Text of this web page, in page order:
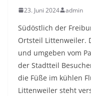
23. Juni 2024 admin
Südöstlich der
Ortsteil Littenweiler.
und umgeben vom
der Stadtteil
die Füße im kühlen
Littenweiler steht